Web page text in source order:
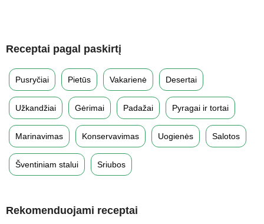
Receptai pagal paskirtį
Pusryčiai Pietūs Vakarienė Desertai
Užkandžiai Gėrimai Padažai Pyragai ir tortai
Marinavimas Konservavimas Uogienės Salotos
Šventiniam stalui Sriubos
Rekomenduojami receptai